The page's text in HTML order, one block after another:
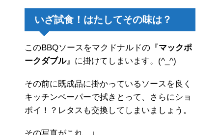
いざ試食！はたしてその味は？
このBBQソースをマクドナルドの『マックポ
ークダブル』に掛けてしまいます。(^_^)
その前に既成品に掛かっているソースを良く
キッチンペーパーで拭きとって、さらにショ
ボイ！？レタスも交換してしまいましょう。